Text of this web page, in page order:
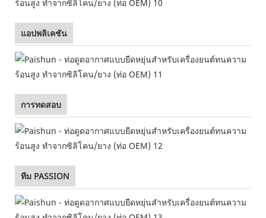
แอปพลิเคชัน
การทดสอบ
ทีม PASSION